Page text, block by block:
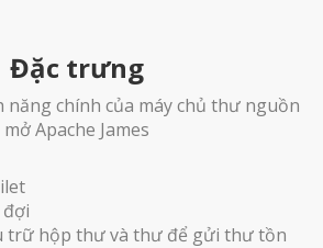
Đặc trưng
năng chính của máy chủ thư nguồn
mở Apache James
trữ hộp thư và thư để gửi thư tồn